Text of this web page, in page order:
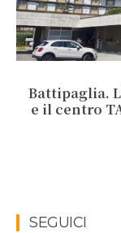
Battipaglia.
e il centro
SEGUICI